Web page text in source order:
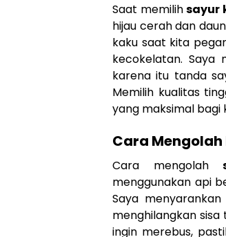
Saat memilihsayur
hijau cerah dan
kaku saat kita
kecokelatan. Saya
karena itu tanda
Memilih kualitas
yang maksimal
Cara
Cara mengolah
menggunakan api
Saya
menghilangkan
ingin merebus,